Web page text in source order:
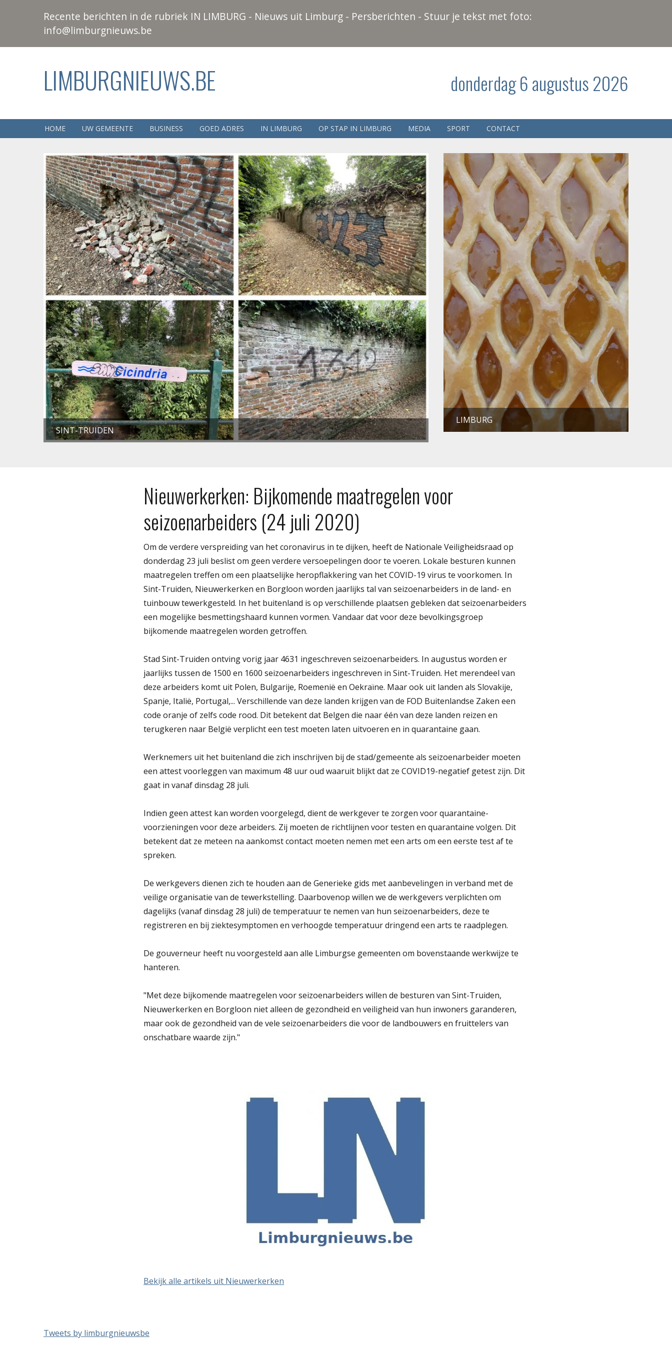
Recente berichten in de rubriek IN LIMBURG - Nieuws uit Limburg - Persberichten - Stuur je tekst met foto:
info@limburgnieuws.be
LIMBURGNIEUWS.BE donderdag 6 augustus 2026
HOME UW GEMEENTE BUSINESS GOED ADRES IN LIMBURG OP STAP IN LIMBURG MEDIA SPORT CONTACT
SINT-TRUIDEN
LIMBURG
Nieuwerkerken: Bijkomende maatregelen voor
seizoenarbeiders (24 juli 2020)
Om de verdere verspreiding van het coronavirus in te dijken, heeft de Nationale Veiligheidsraad op
donderdag 23 juli beslist om geen verdere versoepelingen door te voeren. Lokale besturen kunnen
maatregelen treffen om een plaatselijke heropflakkering van het COVID-19 virus te voorkomen. In
Sint-Truiden, Nieuwerkerken en Borgloon worden jaarlijks tal van seizoenarbeiders in de land- en
tuinbouw tewerkgesteld. In het buitenland is op verschillende plaatsen gebleken dat seizoenarbeiders
een mogelijke besmettingshaard kunnen vormen. Vandaar dat voor deze bevolkingsgroep
bijkomende maatregelen worden getroffen.
Stad Sint-Truiden ontving vorig jaar 4631 ingeschreven seizoenarbeiders. In augustus worden er
jaarlijks tussen de 1500 en 1600 seizoenarbeiders ingeschreven in Sint-Truiden. Het merendeel van
deze arbeiders komt uit Polen, Bulgarije, Roemenië en Oekraïne. Maar ook uit landen als Slovakije,
Spanje, Italië, Portugal,... Verschillende van deze landen krijgen van de FOD Buitenlandse Zaken een
code oranje of zelfs code rood. Dit betekent dat Belgen die naar één van deze landen reizen en
terugkeren naar België verplicht een test moeten laten uitvoeren en in quarantaine gaan.
Werknemers uit het buitenland die zich inschrijven bij de stad/gemeente als seizoenarbeider moeten
een attest voorleggen van maximum 48 uur oud waaruit blijkt dat ze COVID19-negatief getest zijn. Dit
gaat in vanaf dinsdag 28 juli.
Indien geen attest kan worden voorgelegd, dient de werkgever te zorgen voor quarantaine-
voorzieningen voor deze arbeiders. Zij moeten de richtlijnen voor testen en quarantaine volgen. Dit
betekent dat ze meteen na aankomst contact moeten nemen met een arts om een eerste test af te
spreken.
De werkgevers dienen zich te houden aan de Generieke gids met aanbevelingen in verband met de
veilige organisatie van de tewerkstelling. Daarbovenop willen we de werkgevers verplichten om
dagelijks (vanaf dinsdag 28 juli) de temperatuur te nemen van hun seizoenarbeiders, deze te
registreren en bij ziektesymptomen en verhoogde temperatuur dringend een arts te raadplegen.
De gouverneur heeft nu voorgesteld aan alle Limburgse gemeenten om bovenstaande werkwijze te
hanteren.
"Met deze bijkomende maatregelen voor seizoenarbeiders willen de besturen van Sint-Truiden,
Nieuwerkerken en Borgloon niet alleen de gezondheid en veiligheid van hun inwoners garanderen,
maar ook de gezondheid van de vele seizoenarbeiders die voor de landbouwers en fruittelers van
onschatbare waarde zijn."
Bekijk alle artikels uit Nieuwerkerken
Tweets by limburgnieuwsbe